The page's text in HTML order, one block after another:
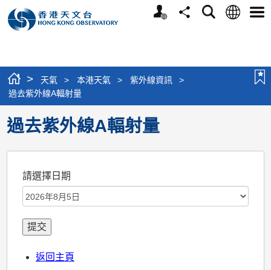
個
分
搜
語
選
> 天氣 > 本港天氣 > 紫外線資訊
>
過去紫外線A輻射量
過去紫外線A輻射量
請選擇日期
返回主頁